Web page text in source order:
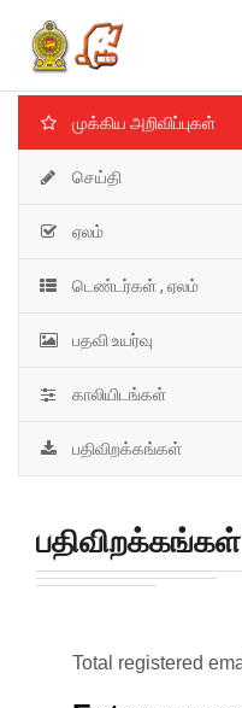
முக்கிய அறிவிப்புகள்
செய்தி
ஏலம்
டெண்டர்கள் , ஏலம்
பதவி உயர்வு
காலியிடங்கள்
பதிவிறக்கங்கள்
பதிவிறக்கங்கள்